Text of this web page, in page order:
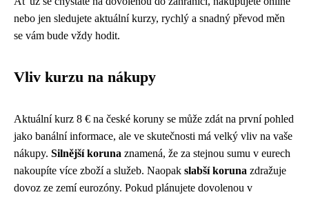
nebo jen sledujete aktuální kurzy, rychlý a snadný převod měn
se vám bude vždy hodit.
Vliv kurzu na nákupy
Aktuální kurz 8 € na české koruny se může zdát na první pohled
jako banální informace, ale ve skutečnosti má velký vliv na vaše
nákupy. Silnější koruna znamená, že za stejnou sumu v eurech
nakoupíte více zboží a služeb. Naopak slabší koruna zdražuje
dovoz ze zemí eurozóny. Pokud plánujete dovolenou v